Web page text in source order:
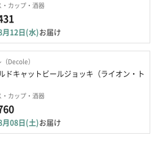
・カップ・酒器
月12日(水)お届け
Decole）
ドキャットビールジョッキ（ライオン・ト
・カップ・酒器
月08日(土)お届け